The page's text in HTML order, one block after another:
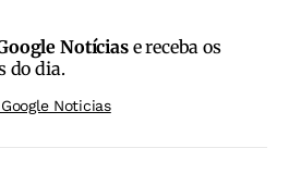
Notíciase receba os
do dia.
Noticias